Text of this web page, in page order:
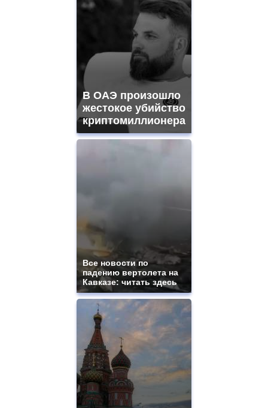
В ОАЭ произошло
жестокое убийство
криптомиллионера
Все новости по
падению вертолета на
Кавказе: читать здесь